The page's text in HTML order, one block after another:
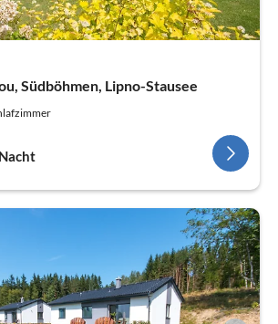
Südböhmen, Lipno-Stausee